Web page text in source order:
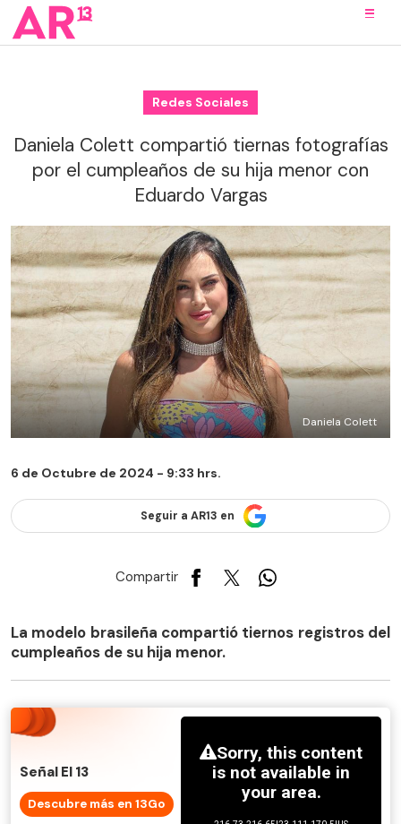
Redes Sociales
Daniela Colett compartió tiernas fotografías
por el cumpleaños de su hija menor con
Eduardo Vargas
Daniela Colett
6 de Octubre de 2024 - 9:33 hrs.
Seguir a AR13 en
Compartir
La modelo brasileña compartió tiernos registros del
cumpleaños de su hija menor.
Señal El 13
Descubre más en 13Go